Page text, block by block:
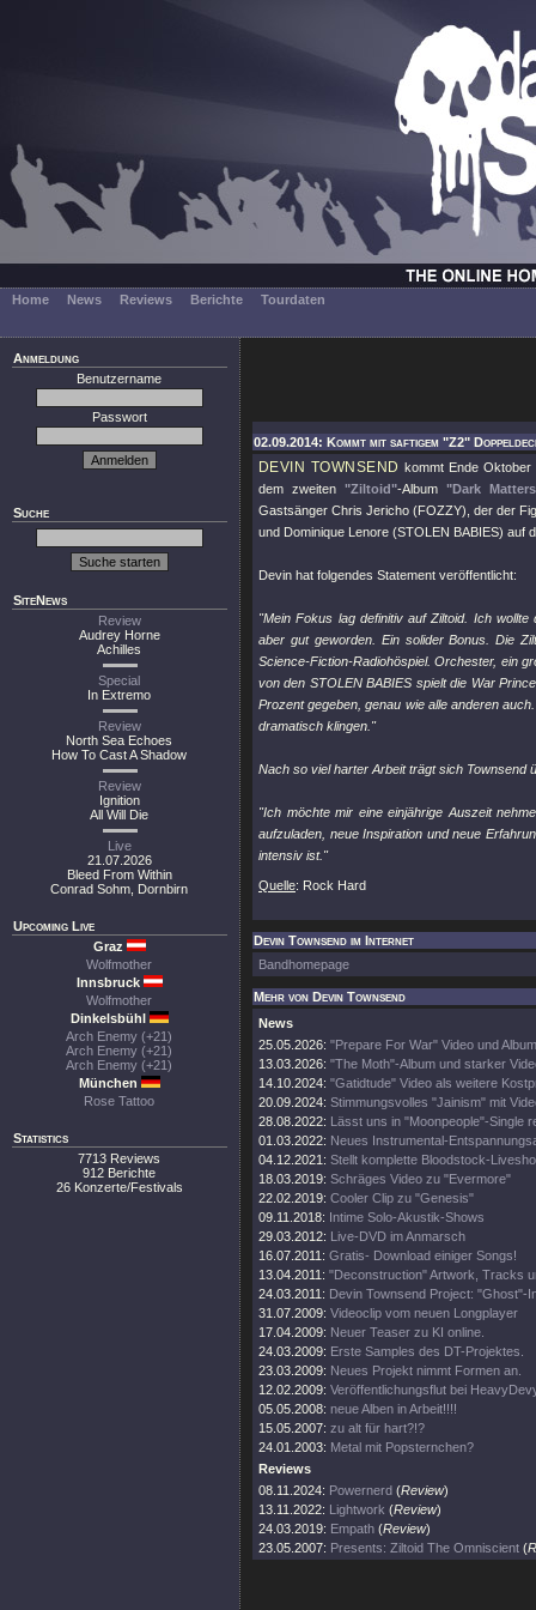
Home News Reviews Berichte Tourdaten
Anmeldung
Benutzername
Passwort
Suche
SiteNews
Review
Audrey Horne
Achilles
Special
In Extremo
Review
North Sea Echoes
How To Cast A Shadow
Review
Ignition
All Will Die
Live
21.07.2026
Bleed From Within
Conrad Sohm, Dornbirn
Upcoming Live
Graz
Wolfmother
Innsbruck
Wolfmother
Dinkelsbühl
Arch Enemy (+21)
Arch Enemy (+21)
Arch Enemy (+21)
München
Rose Tattoo
Statistics
7713 Reviews
912 Berichte
26 Konzerte/Festivals
02.09.2014: Kommt mit saftigem "Z2"
DEVIN TOWNSEND kommt Ende
dem zweiten"Ziltoid"-Album"Dark
Gastsänger Chris Jericho (FOZZY), der der
und Dominique Lenore (STOLEN BABIES) auf
Devin hat folgendes Statement veröffentlicht:
"Mein Fokus lag definitiv auf Ziltoid. Ich
aber gut geworden. Ein solider Bonus. Die
Science-Fiction-Radiohöspiel. Orchester, ein
von den STOLEN BABIES spielt die War
Prozent gegeben, genau wie alle anderen
dramatisch klingen."
Nach so viel harter Arbeit trägt sich Townsend
"Ich möchte mir eine einjährige Auszeit
aufzuladen, neue Inspiration und neue
intensiv ist."
Quelle: Rock Hard
Devin Townsend im Internet
Bandhomepage
Mehr von Devin Townsend
News
25.05.2026: "Prepare For War" Video und
13.03.2026: "The Moth"-Album und starker
14.10.2024: "Gatidtude" Video als weitere
20.09.2024: Stimmungsvolles "Jainism" mit
28.08.2022: Lässt uns in "Moonpeople"-Single
01.03.2022: Neues Instrumental-
04.12.2021: Stellt komplette Bloodstock-
18.03.2019: Schräges Video zu "Evermore"
22.02.2019: Cooler Clip zu "Genesis"
09.11.2018: Intime Solo-Akustik-Shows
29.03.2012: Live-DVD im Anmarsch
16.07.2011: Gratis- Download einiger Songs!
13.04.2011: "Deconstruction" Artwork, Tracks
24.03.2011: Devin Townsend Project: "Ghost"-
31.07.2009: Videoclip vom neuen Longplayer
17.04.2009: Neuer Teaser zu KI online.
24.03.2009: Erste Samples des DT-Projektes.
23.03.2009: Neues Projekt nimmt Formen an.
12.02.2009: Veröffentlichungsflut bei
05.05.2008: neue Alben in Arbeit!!!!
15.05.2007: zu alt für hart?!?
24.01.2003: Metal mit Popsternchen?
Reviews
08.11.2024: Powernerd (Review)
13.11.2022: Lightwork (Review)
24.03.2019: Empath (Review)
23.05.2007: Presents: Ziltoid The Omniscient (